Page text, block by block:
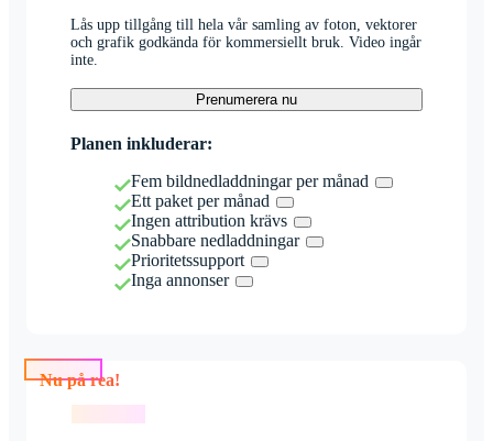
Lås upp tillgång till hela vår samling av foton, vektorer
och grafik godkända för kommersiellt bruk. Video ingår
inte.
Prenumerera nu
Planen inkluderar:
Fem bildnedladdningar per månad
Ett paket per månad
Ingen attribution krävs
Snabbare nedladdningar
Prioritetssupport
Inga annonser
Nu på rea!